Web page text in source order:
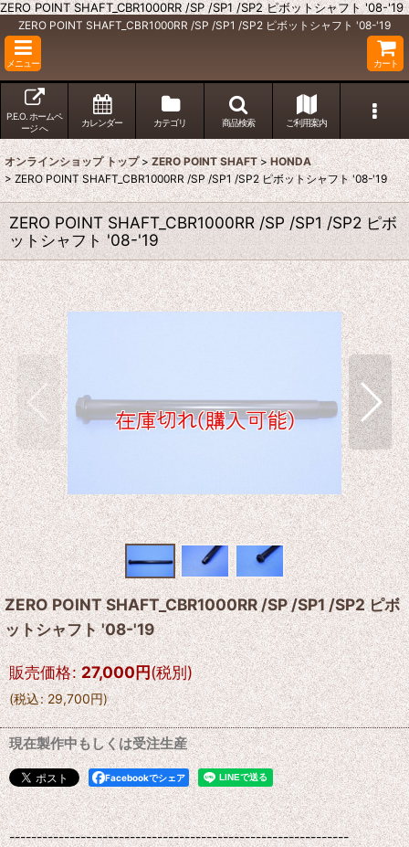
ZERO POINT SHAFT_CBR1000RR /SP /SP1 /SP2 ピボットシャフト '08-'19
ZERO POINT SHAFT_CBR1000RR /SP /SP1 /SP2 ピボットシャフト '08-'19
メニュー カート
P.E.O. ホームペ
ージ へ
カレンダー カテゴリ 商品検索 ご利用案内
オンラインショップ トップ > ZERO POINT SHAFT > HONDA
> ZERO POINT SHAFT_CBR1000RR /SP /SP1 /SP2 ピボットシャフト '08-'19
ZERO POINT SHAFT_CBR1000RR /SP /SP1 /SP2 ピボ
ットシャフト '08-'19
ZERO POINT SHAFT_CBR1000RR /SP /SP1 /SP2 ピボ
ットシャフト '08-'19
販売価格: 27,000円(税別)
(税込: 29,700円)
現在製作中もしくは受注生産
Facebookでシェア
--------------------------------------------------------------